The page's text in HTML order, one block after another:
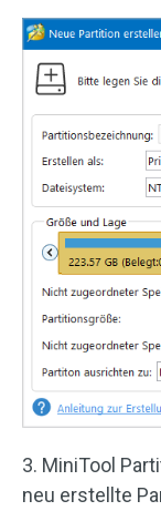
3. MiniTool
neu erstellte